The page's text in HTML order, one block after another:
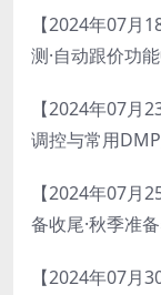
【2024年07月
测·自动跟价功
【2024年07月
调控与常用
【2024年07月
备收尾·秋季准
【2024年07月